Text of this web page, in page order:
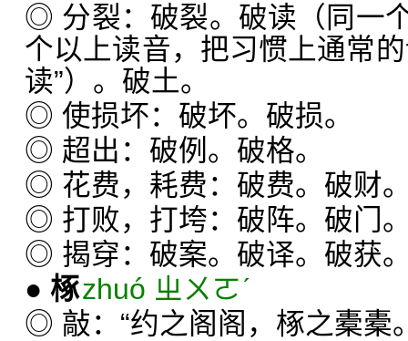
◎ 分裂：破裂。破读（同一
个以上读音，把习惯上通常
读”）。破土。
◎ 使损坏：破坏。破损。
◎ 超出：破例。破格。
◎ 花费，耗费：破费。破财
◎ 打败，打垮：破阵。破门
◎ 揭穿：破案。破译。破获
● 椓zhuó ㄓㄨㄛˊ
◎ 敲：“约之阁阁，椓之橐橐